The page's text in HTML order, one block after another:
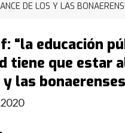
DE LOS Y LAS
“la educación
tiene que estar
las